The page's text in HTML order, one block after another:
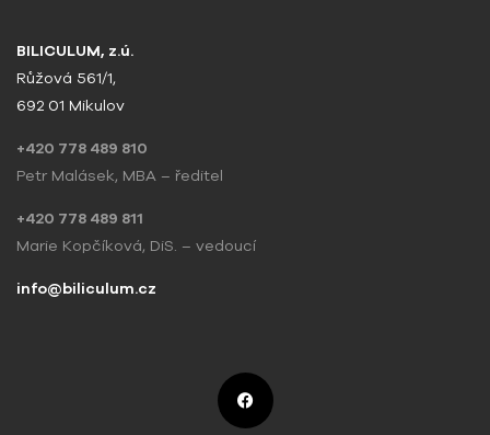
BILICULUM, z.ú.
Růžová 561/1,
692 01 Mikulov
+420 778 489 810
Petr Malásek, MBA – ředitel
+420 778 489 811
Marie Kopčíková, DiS. – vedoucí
info@biliculum.cz